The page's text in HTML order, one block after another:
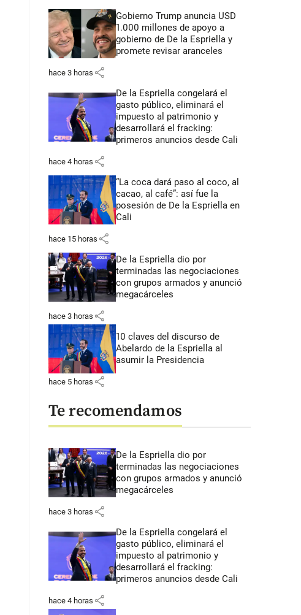
Gobierno Trump anuncia USD
1.000 millones de apoyo a
gobierno de De la Espriella y
promete revisar aranceles
hace 3 horas share
De la Espriella congelará el
gasto público, eliminará el
impuesto al patrimonio y
desarrollará el fracking:
primeros anuncios desde Cali
hace 4 horas share
“La coca dará paso al coco, al
cacao, al café”: así fue la
posesión de De la Espriella en
Cali
hace 15 horas share
De la Espriella dio por
terminadas las negociaciones
con grupos armados y anunció
megacárceles
hace 3 horas share
10 claves del discurso de
Abelardo de la Espriella al
asumir la Presidencia
hace 5 horas share
Te recomendamos
De la Espriella dio por
terminadas las negociaciones
con grupos armados y anunció
megacárceles
hace 3 horas share
De la Espriella congelará el
gasto público, eliminará el
impuesto al patrimonio y
desarrollará el fracking:
primeros anuncios desde Cali
hace 4 horas share